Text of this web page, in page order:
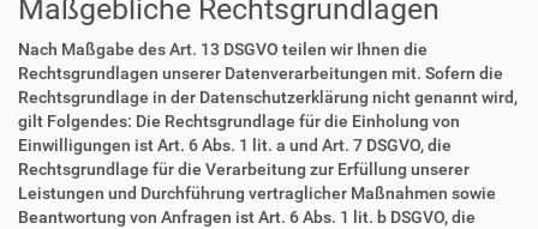
Maßgebliche Rechtsgrundlagen
Nach Maßgabe des Art. 13 DSGVO teilen wir Ihnen die
Rechtsgrundlagen unserer Datenverarbeitungen mit. Sofern die
Rechtsgrundlage in der Datenschutzerklärung nicht genannt wird,
gilt Folgendes: Die Rechtsgrundlage für die Einholung von
Einwilligungen ist Art. 6 Abs. 1 lit. a und Art. 7 DSGVO, die
Rechtsgrundlage für die Verarbeitung zur Erfüllung unserer
Leistungen und Durchführung vertraglicher Maßnahmen sowie
Beantwortung von Anfragen ist Art. 6 Abs. 1 lit. b DSGVO, die